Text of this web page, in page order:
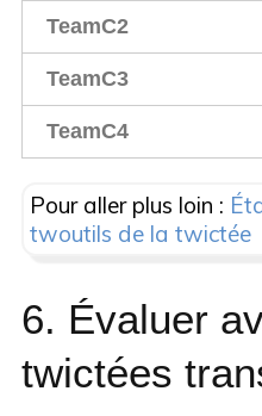
TeamC2
TeamC3
TeamC4
Pour aller plus loin :
twoutils de la twictée
6. Évaluer
twictées